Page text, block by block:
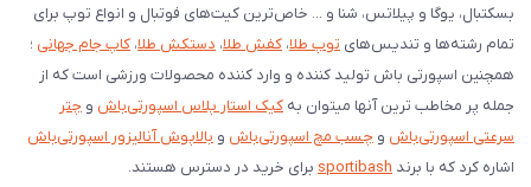
بسکتبال، یوگا و پیلاتس، شنا و ... خاص‌ترین کیت‌های فوتبال و انواع توپ برای
تمام رشته‌ها و تندیس‌های توپ طلا، کفش طلا، دستکش طلا، کاپ جام جهانی ؛
همچنین اسپورتی باش تولید کننده و وارد کننده محصولات ورزشی است که از
جمله پر مخاطب ترین آنها میتوان به کیک استار پلاس اسپورتی‌باش و چتر
سرعتی اسپورتی‌باش و چسب مچ اسپورتی‌باش و بالاپوش آنالیزور اسپورتی‌باش
اشاره کرد که با برند sportibash برای خرید در دسترس هستند.